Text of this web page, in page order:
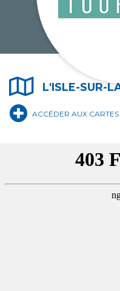
L'ISLE-SUR-
ACCÉDER AUX